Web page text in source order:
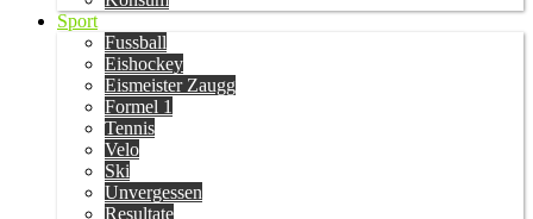
Sport
Fussball
Eishockey
Eismeister Zaugg
Formel 1
Tennis
Velo
Ski
Unvergessen
Resultate